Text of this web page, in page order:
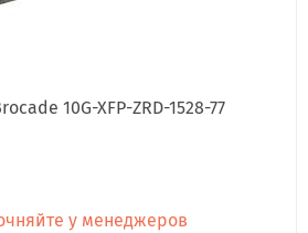
10G-XFP-ZRD-1528-77
у менеджеров